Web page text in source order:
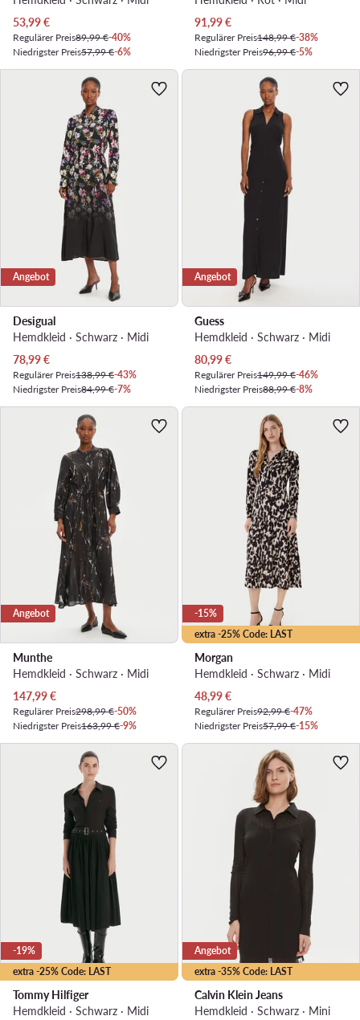
Aktueller Preis
53,99€
Regulärer Preis89,99 €-40%
Niedrigster Preis57,99 €-6%
Aktueller Preis
91,99€
Regulärer Preis148,99 €-38%
Niedrigster Preis96,99 €-5%
Angebot
Desigual
Hemdkleid · Schwarz · Midi
Aktueller Preis
78,99€
Regulärer Preis138,99 €-43%
Niedrigster Preis84,99 €-7%
Angebot
Guess
Hemdkleid · Schwarz · Midi
Aktueller Preis
80,99€
Regulärer Preis149,99 €-46%
Niedrigster Preis88,99 €-8%
Angebot
Munthe
Hemdkleid · Schwarz · Midi
Aktueller Preis
147,99€
Regulärer Preis298,99 €-50%
Niedrigster Preis163,99 €-9%
extra -25% Code: LAST
-15%
Morgan
Hemdkleid · Schwarz · Midi
Aktueller Preis
48,99€
Regulärer Preis92,99 €-47%
Niedrigster Preis57,99 €-15%
extra -25% Code: LAST
-19%
Tommy Hilfiger
Hemdkleid · Schwarz · Midi
extra -35% Code: LAST
Angebot
Calvin Klein Jeans
Hemdkleid · Schwarz · Mini